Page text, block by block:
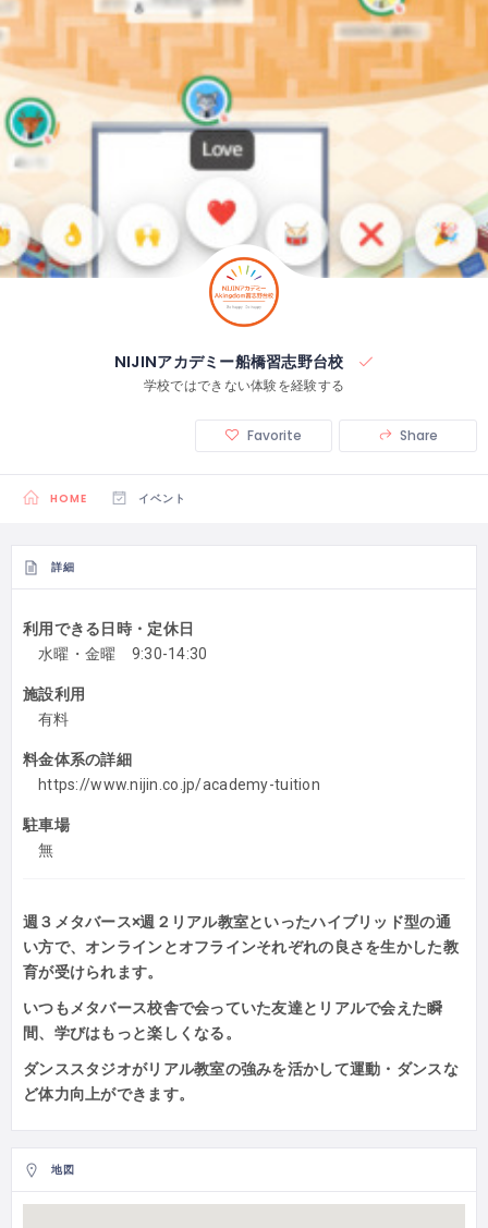
NIJINアカデミー船橋習志野台校
学校ではできない体験を経験する
Favorite Share
HOME イベント
詳細
利用できる日時・定休日
水曜・金曜 9:30-14:30
施設利用
有料
料金体系の詳細
https://www.nijin.co.jp/academy-tuition
駐車場
無
週３メタバース×週２リアル教室といったハイブリッド型の通
い方で、オンラインとオフラインそれぞれの良さを生かした教
育が受けられます。
いつもメタバース校舎で会っていた友達とリアルで会えた瞬
間、学びはもっと楽しくなる。
ダンススタジオがリアル教室の強みを活かして運動・ダンスな
ど体力向上ができます。
地図